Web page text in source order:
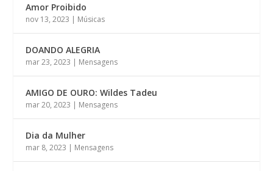
Amor Proibido
nov 13, 2023 | Músicas
DOANDO ALEGRIA
mar 23, 2023 | Mensagens
AMIGO DE OURO: Wildes Tadeu
mar 20, 2023 | Mensagens
Dia da Mulher
mar 8, 2023 | Mensagens